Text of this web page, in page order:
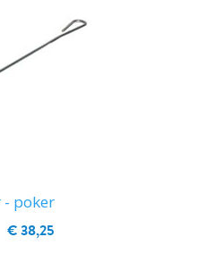
- poker
€ 38,25